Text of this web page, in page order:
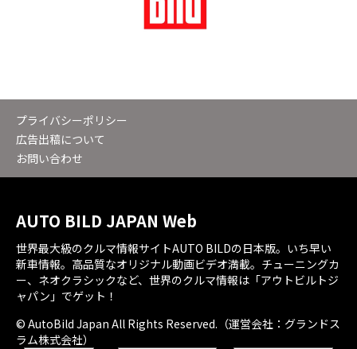
プライバシーポリシー
広告出稿について
お問い合わせ
AUTO BILD JAPAN Web
世界最大級のクルマ情報サイトAUTO BILDの日本版。いち早い
新車情報。高品質なオリジナル動画ビデオ満載。チューニングカ
ー、ネオクラシックなど、世界のクルマ情報は「アウトビルトジ
ャパン」でゲット！
© AutoBild Japan All Rights Reserved.（運営会社：グランドス
ラム株式会社）